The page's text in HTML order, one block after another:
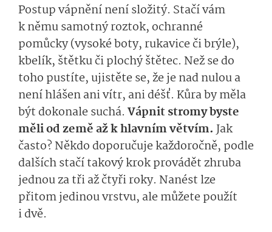
Postup vápnění není složitý. Stačí vám
k němu samotný roztok, ochranné
pomůcky (vysoké boty, rukavice či brýle),
kbelík, štětku či plochý štětec. Než se do
toho pustíte, ujistěte se, že je nad nulou a
není hlášen ani vítr, ani déšť. Kůra by měla
být dokonale suchá. Vápnit stromy byste
měli od země až k hlavním větvím. Jak
často? Někdo doporučuje každoročně, podle
dalších stačí takový krok provádět zhruba
jednou za tři až čtyři roky. Nanést lze
přitom jedinou vrstvu, ale můžete použít
i dvě.